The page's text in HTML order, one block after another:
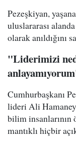
Pezeşkiyan,
uluslararası
olarak anıldığını
"Liderimizi
Cumhurbaşkanı
lideri Ali
bilim insanlarının
mantıklı hiçbir